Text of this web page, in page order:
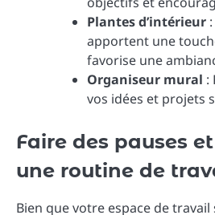
Plantes d’intérieur
apportent une
favorise une
Organiseur mural :
vos idées et projets
Faire des pauses
une routine de
Bien que votre espace de